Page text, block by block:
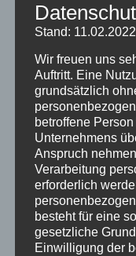
Blick von der
auf die
Liebe deinen
Diesen Satz
Berge fordern
besteigt,
alltägliche
zu gewinnen
zu stellen.
Stand: 11.02.2022
Wir freuen uns
Auftritt. Eine
grundsätzlich
betroffene
Unternehmens
Anspruch
Verarbeitung
erforderlich
besteht für eine
gesetzliche
Einwilligung der